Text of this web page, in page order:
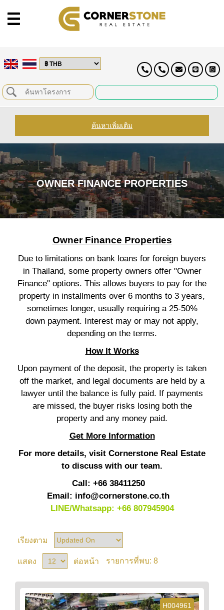
ค้นหาเพิ่มเติม
OWNER FINANCE PROPERTIES
Owner Finance Properties
Due to limitations on bank loans for foreign buyers
in Thailand, some property owners offer "Owner
Finance" options. This allows buyers to pay for the
property in installments over 6 months to 3 years,
sometimes longer, usually requiring a 25-50%
down payment. Interest may or may not apply,
depending on the terms.
How It Works
Upon payment of the deposit, the property is taken
off the market, and legal documents are held by a
lawyer until the balance is fully paid. If payments
are missed, the buyer risks losing both the
property and any money paid.
Get More Information
For more details, visit Cornerstone Real Estate
to discuss with our team.
Call: +66 38411250
Email: info@cornerstone.co.th
LINE/Whatsapp: +66 807945904
เรียงตาม
แสดง ต่อหน้า รายการที่พบ: 8
H004961